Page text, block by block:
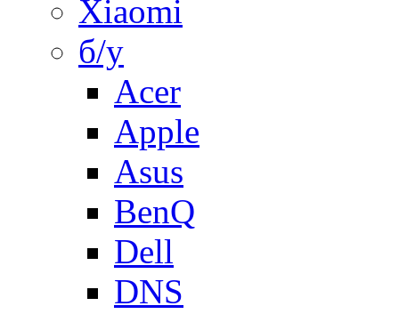
Xiaomi
б/у
Acer
Apple
Asus
BenQ
Dell
DNS